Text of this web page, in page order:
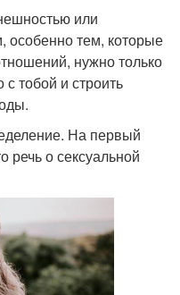
или
особенно тем, которые
нужно только
тобой и строить
На первый
речь о сексуальной